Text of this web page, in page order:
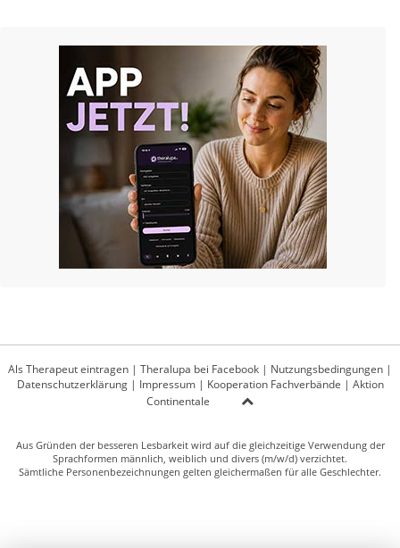
Als Therapeut eintragen | Theralupa bei Facebook | Nutzungsbedingungen |
Datenschutzerklärung| Impressum| Kooperation Fachverbände | Aktion
Continentale
Aus Gründen der besseren Lesbarkeit wird auf die gleichzeitige Verwendung der
Sprachformen männlich, weiblich und divers (m/w/d) verzichtet.
Sämtliche Personenbezeichnungen gelten gleichermaßen für alle Geschlechter.